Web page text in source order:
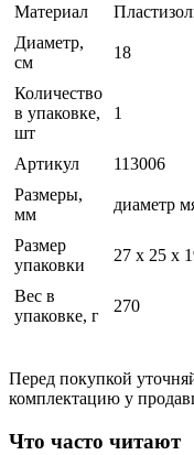
Материал
Диаметр,
см
18
Количество
в упаковке,
шт
1
Артикул
113006
Размеры,
мм
диаметр
Размер
упаковки
27 x 25 x
Вес в
упаковке, г
270
Перед покупкой
комплектацию у
Что часто читают